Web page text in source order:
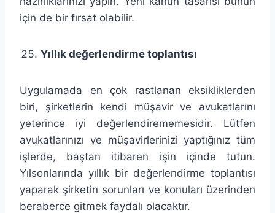
için de bir fırsat olabilir.
Yıllık değerlendirme toplantısı
Uygulamada en çok rastlanan eksikliklerden
biri, şirketlerin kendi müşavir ve avukatlarını
yeterince iyi değerlendirememesidir. Lütfen
avukatlarınızı ve müşavirlerinizi yaptığınız tüm
işlerde, baştan itibaren işin içinde tutun.
Yılsonlarında yıllık bir değerlendirme toplantısı
yaparak şirketin sorunları ve konuları üzerinden
beraberce gitmek faydalı olacaktır.